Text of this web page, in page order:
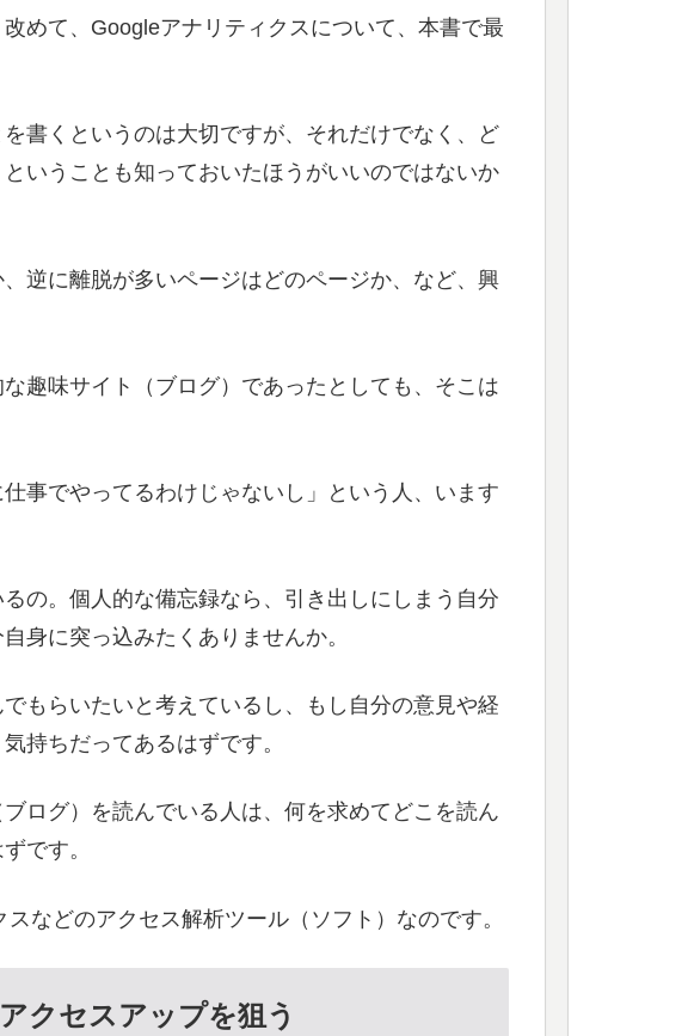
めて、Googleアナリティクスについて、本書で最
書くというのは大切ですが、それだけでなく、ど
いうことも知っておいたほうがいいのではないか
逆に離脱が多いページはどのページか、など、興
趣味サイト（ブログ）であったとしても、そこは
事でやってるわけじゃないし」という人、います
の。個人的な備忘録なら、引き出しにしまう自分
身に突っ込みたくありませんか。
もらいたいと考えているし、もし自分の意見や経
持ちだってあるはずです。
ログ）を読んでいる人は、何を求めてどこを読ん
です。
などのアクセス解析ツール（ソフト）なのです。
クセスアップを狙う